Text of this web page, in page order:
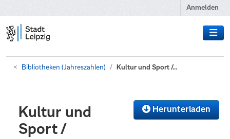
Anmelden
Bibliotheken (Jahreszahlen) Kultur und Sport /...
Herunterladen
Kultur und
Sport /